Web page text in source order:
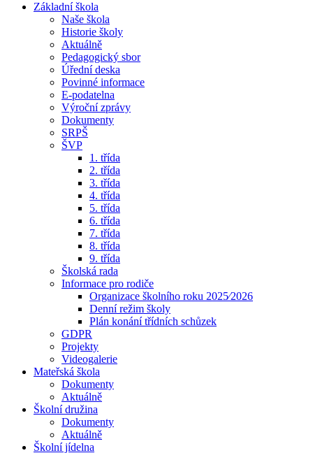
Základní škola
Naše škola
Historie školy
Aktuálně
Pedagogický sbor
Úřední deska
Povinné informace
E-podatelna
Výroční zprávy
Dokumenty
SRPŠ
ŠVP
1. třída
2. třída
3. třída
4. třída
5. třída
6. třída
7. třída
8. třída
9. třída
Školská rada
Informace pro rodiče
Organizace školního roku 2025⁄2026
Denní režim školy
Plán konání třídních schůzek
GDPR
Projekty
Videogalerie
Mateřská škola
Dokumenty
Aktuálně
Školní družina
Dokumenty
Aktuálně
Školní jídelna